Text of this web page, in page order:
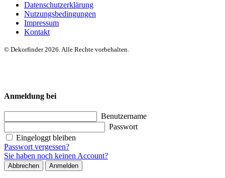
Datenschutzerklärung
Nutzungsbedingungen
Impressum
Kontakt
© Dekorfinder 2026. Alle Rechte vorbehalten.
Anmeldung bei
Benutzername
Passwort
Eingeloggt bleiben
Passwort vergessen?
Sie haben noch keinen Account?
Abbrechen Anmelden